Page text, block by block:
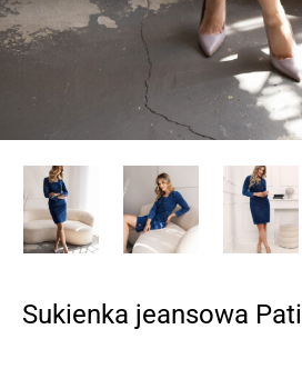
Sukienka jeansowa Pati